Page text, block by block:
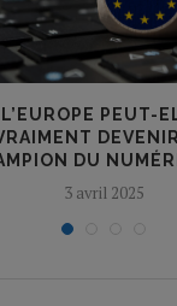
L’EUROPE PEUT-
DU
3 avril 2025